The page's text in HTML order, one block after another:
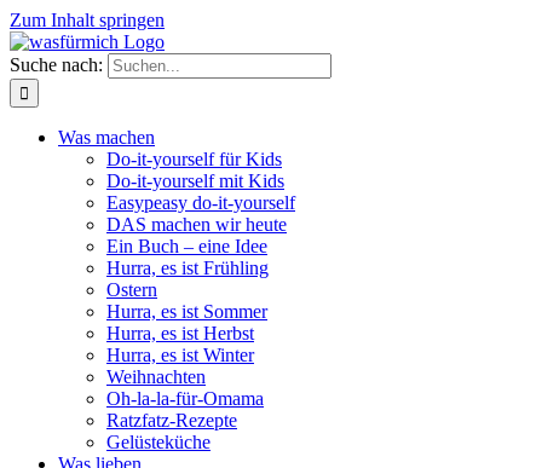
Zum Inhalt springen
Suche nach:
Was machen
Do-it-yourself für Kids
Do-it-yourself mit Kids
Easypeasy do-it-yourself
DAS machen wir heute
Ein Buch – eine Idee
Hurra, es ist Frühling
Ostern
Hurra, es ist Sommer
Hurra, es ist Herbst
Hurra, es ist Winter
Weihnachten
Oh-la-la-für-Omama
Ratzfatz-Rezepte
Gelüsteküche
Was lieben